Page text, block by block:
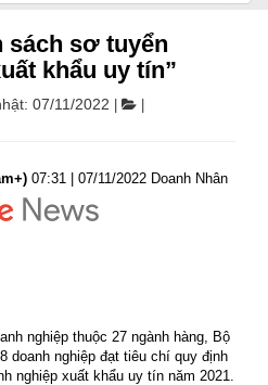
sách sơ tuyển
khẩu uy tín”
07/11/2022
07:31 | 07/11/2022 Doanh Nhân
nghiệp thuộc 27 ngành hàng, Bộ
doanh nghiệp đạt tiêu chí quy định
nghiệp xuất khẩu uy tín năm 2021.